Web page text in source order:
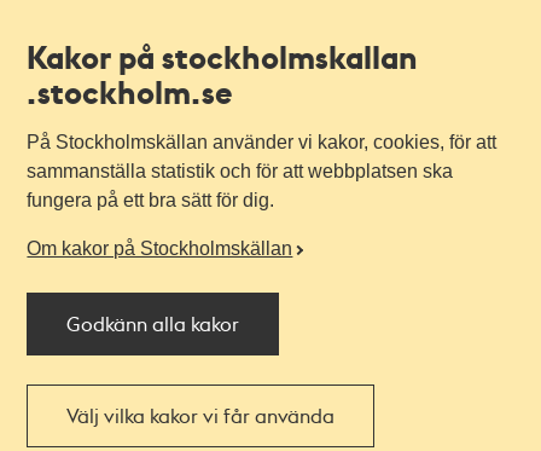
Kakor på stockholmskallan
.stockholm.se
På Stockholmskällan använder vi kakor, cookies, för att
sammanställa statistik och för att webbplatsen ska
fungera på ett bra sätt för dig.
Om kakor på Stockholmskällan
Godkänn alla kakor
Välj vilka kakor vi får använda